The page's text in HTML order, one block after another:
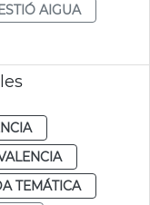
AIGUA
TEMÁTICA